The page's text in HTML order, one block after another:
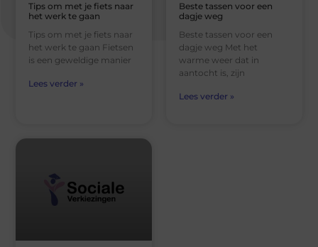
Tips om met je fiets naar
het werk te gaan
Tips om met je fiets naar
het werk te gaan Fietsen
is een geweldige manier
Lees verder »
Beste tassen voor een
dagje weg
Beste tassen voor een
dagje weg Met het
warme weer dat in
aantocht is, zijn
Lees verder »